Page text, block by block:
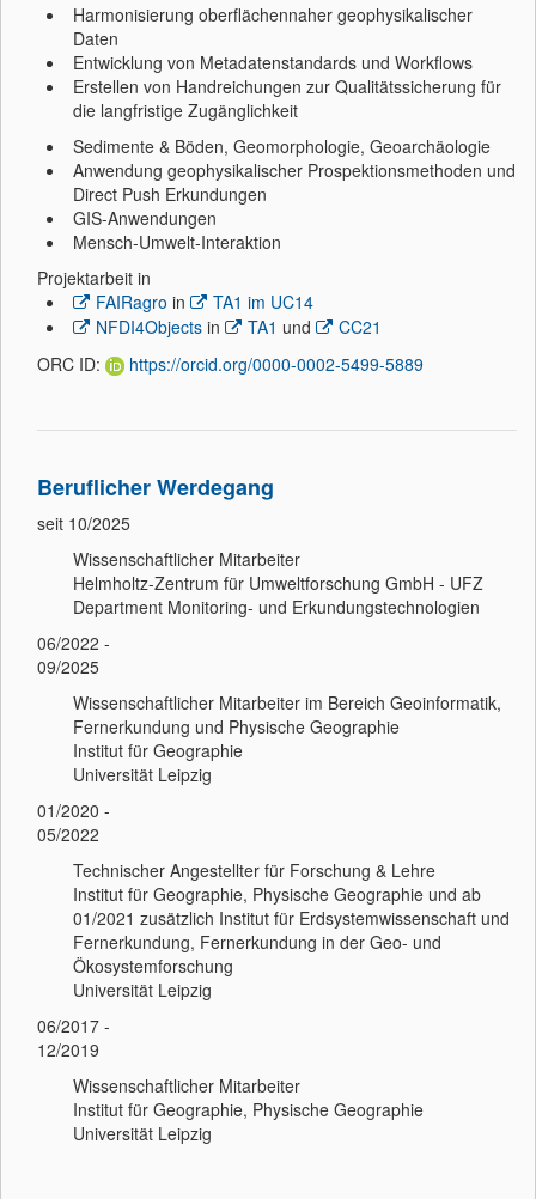
Harmonisierung oberflächennaher geophysikalischer
Daten
Entwicklung von Metadatenstandards und Workflows
Erstellen von Handreichungen zur Qualitätssicherung für
die langfristige Zugänglichkeit
Sedimente & Böden, Geomorphologie, Geoarchäologie
Anwendung geophysikalischer Prospektionsmethoden und
Direct Push Erkundungen
GIS-Anwendungen
Mensch-Umwelt-Interaktion
Projektarbeit in
FAIRagro in
TA1 im UC14
NFDI4Objects in TA1 und
CC21
ORC ID:
https://orcid.org/0000-0002-5499-5889
Beruflicher Werdegang
seit 10/2025
Wissenschaftlicher Mitarbeiter
Helmholtz-Zentrum für Umweltforschung GmbH - UFZ
Department Monitoring- und Erkundungstechnologien
06/2022 -
09/2025
Wissenschaftlicher Mitarbeiter im Bereich Geoinformatik,
Fernerkundung und Physische Geographie
Institut für Geographie
Universität Leipzig
01/2020 -
05/2022
Technischer Angestellter für Forschung & Lehre
Institut für Geographie, Physische Geographie und ab
01/2021 zusätzlich Institut für Erdsystemwissenschaft und
Fernerkundung, Fernerkundung in der Geo- und
Ökosystemforschung
Universität Leipzig
06/2017 -
12/2019
Wissenschaftlicher Mitarbeiter
Institut für Geographie, Physische Geographie
Universität Leipzig